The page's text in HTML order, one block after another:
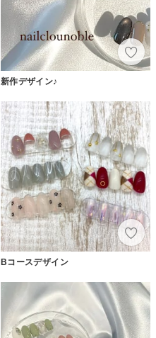
新作デザイン♪
Bコースデザイン